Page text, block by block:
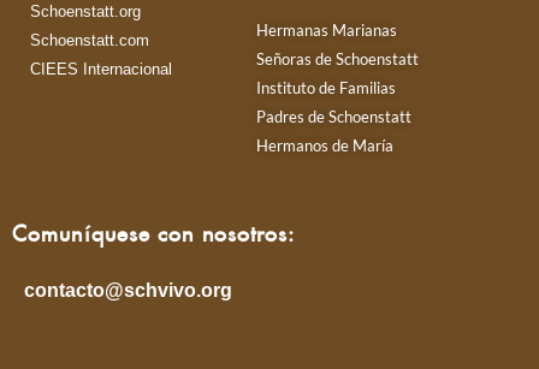
Schoenstatt.org
Schoenstatt.com
CIEES Internacional
Hermanas Marianas
Señoras de Schoenstatt
Instituto de Familias
Padres de Schoenstatt
Hermanos de María
Comuníquese con nosotros:
contacto@schvivo.org